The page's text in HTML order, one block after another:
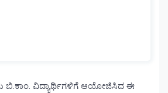
ಬಿ.ಕಾಂ. ವಿದ್ಯಾರ್ಥಿಗಳಿಗೆ ಆಯೋಜಿಸಿದ ಈ